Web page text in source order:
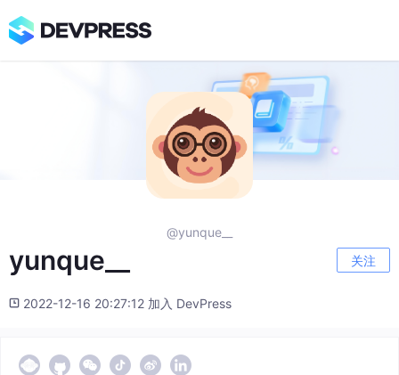
@yunque__
yunque__ 关注
2022-12-16 20:27:12 加入 DevPress